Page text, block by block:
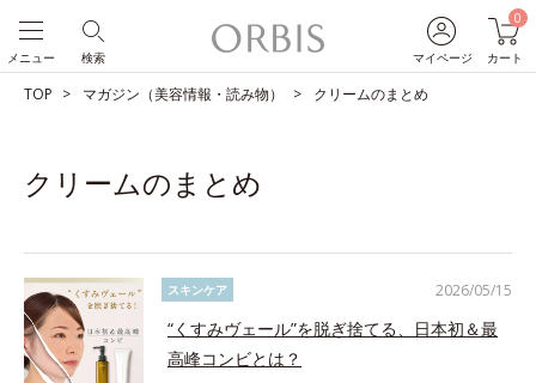
マイページ
0
カート
検索
メニュー
TOP マガジン（美容情報・読み物） クリームのまとめ
クリームのまとめ
2026/05/15
スキンケア
“くすみヴェール”を脱ぎ捨てる、日本初＆最
高峰コンビとは？